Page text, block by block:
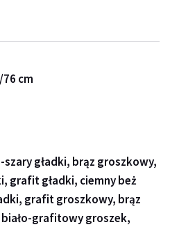
cm
szary gładki, brąz groszkowy,
grafit gładki, ciemny beż
grafit groszkowy, brąz
grafitowy groszek,